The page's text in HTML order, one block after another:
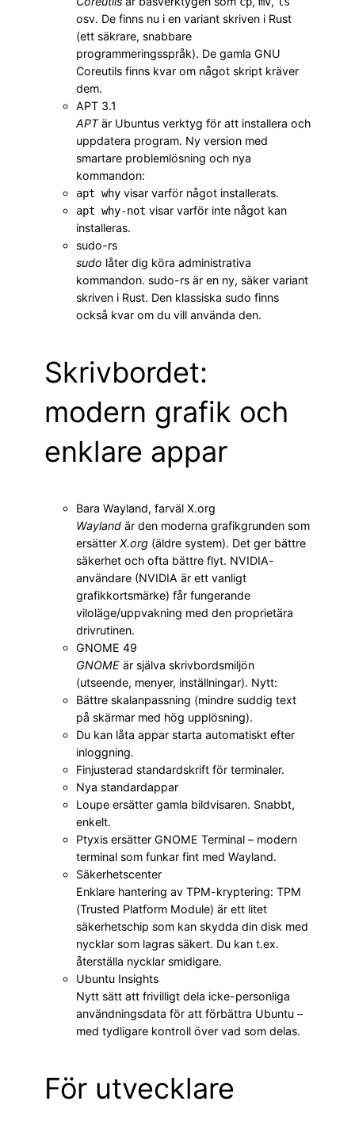
osv. De finns nu i en variant skriven i Rust
(ett säkrare, snabbare
programmeringsspråk). De gamla GNU
Coreutils finns kvar om något skript kräver
dem.
APT 3.1
APTär Ubuntus verktyg för att installera och
uppdatera program. Ny version med
smartare problemlösning och nya
kommandon:
apt why visar varför något installerats.
apt why-not visar varför inte något kan
installeras.
sudo-rs
sudo låter dig köra administrativa
kommandon. sudo-rs är en ny, säker variant
skriven i Rust. Den klassiska sudo finns
också kvar om du vill använda den.
Skrivbordet:
modern grafik och
enklare appar
Bara Wayland, farväl X.org
Wayland är den moderna grafikgrunden som
ersätter X.org (äldre system). Det ger bättre
säkerhet och ofta bättre flyt. NVIDIA-
användare (NVIDIA är ett vanligt
grafikkortsmärke) får fungerande
viloläge/uppvakning med den proprietära
drivrutinen.
GNOME 49
GNOME är själva skrivbordsmiljön
(utseende, menyer, inställningar). Nytt:
Bättre skalanpassning (mindre suddig text
på skärmar med hög upplösning).
Du kan låta appar starta automatiskt efter
inloggning.
Finjusterad standardskrift för terminaler.
Nya standardappar
Loupe ersätter gamla bildvisaren. Snabbt,
enkelt.
Ptyxis ersätter GNOME Terminal – modern
terminal som funkar fint med Wayland.
Säkerhetscenter
Enklare hantering av TPM-kryptering: TPM
(Trusted Platform Module) är ett litet
säkerhetschip som kan skydda din disk med
nycklar som lagras säkert. Du kan t.ex.
återställa nycklar smidigare.
Ubuntu Insights
Nytt sätt att frivilligt dela icke-personliga
användningsdata för att förbättra Ubuntu –
med tydligare kontroll över vad som delas.
För utvecklare